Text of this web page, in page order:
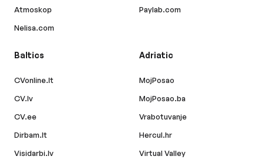
Atmoskop
Nelisa.com
Paylab.com
Baltics
CVonline.lt
CV.lv
CV.ee
Dirbam.lt
Visidarbi.lv
Adriatic
MojPosao
MojPosao.ba
Vrabotuvanje
Hercul.hr
Virtual Valley